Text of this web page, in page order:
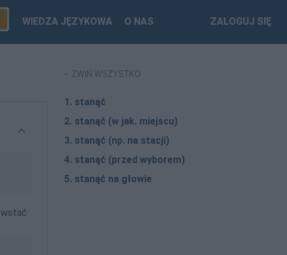
WIEDZA JĘZYKOWA O NAS ZALOGUJ SIĘ
wstać
ZWIŃ WSZYSTKO
1. stanąć
2. stanąć (w jak. miejscu)
3. stanąć (np. na stacji)
4. stanąć (przed wyborem)
5. stanąć na głowie